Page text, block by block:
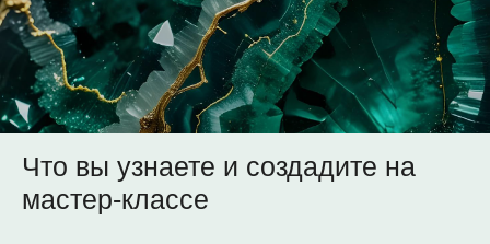
Что вы узнаете и создадите на
мастер-классе